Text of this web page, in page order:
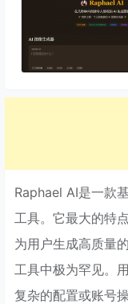
Raphael AI是一款
工具。它最大的特
为用户生成高质量
工具中极为罕见。
复杂的配置或账号